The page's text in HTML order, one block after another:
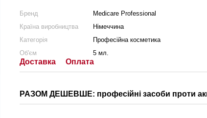
Бренд
Medicare Professional
Країна виробництва
Німеччина
Категорія
Професійна косметика
Об'єм
5 мл.
Доставка Оплата
РАЗОМ ДЕШЕВШЕ: професійні засоби проти